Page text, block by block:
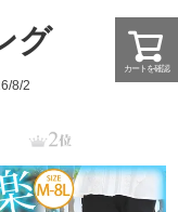
グ
8/2
カートを確認